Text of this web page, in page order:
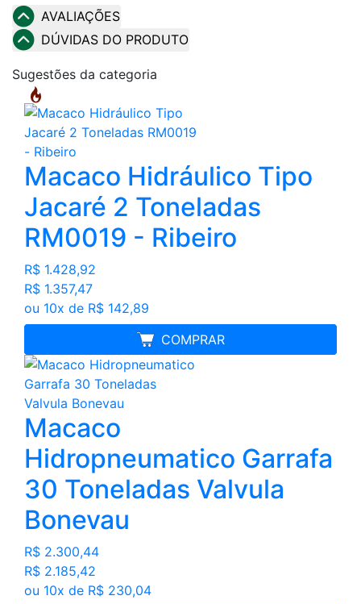
AVALIAÇÕES
DÚVIDAS DO PRODUTO
Sugestões da categoria
Macaco Hidráulico Tipo
Jacaré 2 Toneladas
RM0019 - Ribeiro
R$ 1.428,92
R$ 1.357,47
ou 10x de R$ 142,89
COMPRAR
MELHOR PREÇO
Macaco
Hidropneumatico Garrafa
30 Toneladas Valvula
Bonevau
R$ 2.300,44
R$ 2.185,42
ou 10x de R$ 230,04